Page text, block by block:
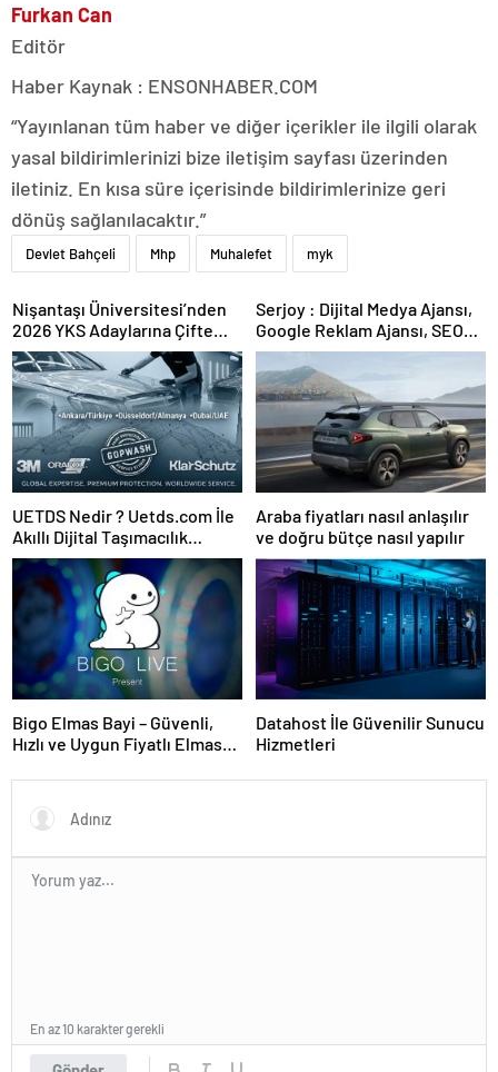
Furkan Can
Editör
Haber Kaynak : ENSONHABER.COM
“Yayınlanan tüm haber ve diğer içerikler ile ilgili olarak
yasal bildirimlerinizi bize iletişim sayfası üzerinden
iletiniz. En kısa süre içerisinde bildirimlerinize geri
dönüş sağlanılacaktır.”
Devlet Bahçeli Mhp Muhalefet myk
Nişantaşı Üniversitesi’nden
2026 YKS Adaylarına Çifte
Güvence: Sabit Ücret ve
Kesintisiz Burs
Serjoy : Dijital Medya Ajansı,
Google Reklam Ajansı, SEO
Ajansı ve Web Tasarım Ajansı
UETDS Nedir ? Uetds.com İle
Akıllı Dijital Taşımacılık
Yazılımı
Araba fiyatları nasıl anlaşılır
ve doğru bütçe nasıl yapılır
Bigo Elmas Bayi – Güvenli,
Hızlı ve Uygun Fiyatlı Elmas
Datahost İle Güvenilir Sunucu
Hizmetleri
En az 10 karakter gerekli